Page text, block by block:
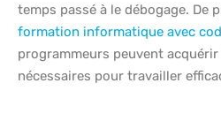
temps passé à le débogage. De
formation informatique avec
programmeurs peuvent
nécessaires pour travailler